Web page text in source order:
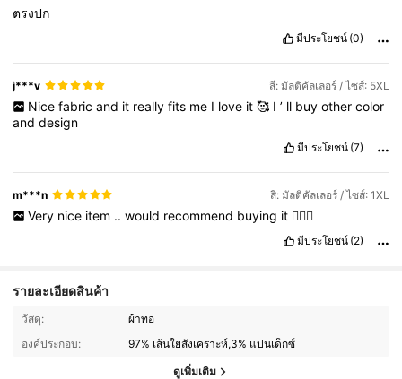
ตรงปก
มีประโยชน์ (0)
j***v สี: มัลติคัลเลอร์ / ไซส์: 5XL
Nice fabric and it really fits me I love it 🥰 I ’ ll buy other color
anddesign
มีประโยชน์ (7)
m***n สี: มัลติคัลเลอร์ / ไซส์: 1XL
Very nice item .. would recommend buying it 🙋🏻‍♀️
มีประโยชน์ (2)
รายละเอียดสินค้า
วัสดุ:
ผ้าทอ
องค์ประกอบ:
97% เส้นใยสังเคราะห์,3% แปนเด็กซ์
ดูเพิ่มเติม
2.3K ผู้ติดตาม